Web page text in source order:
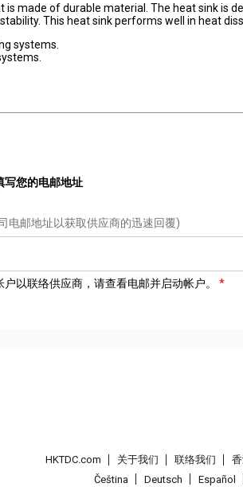
is made of durable material. The heat sink is
This heat sink performs well in heat
systems.
写您的电邮地址
电邮地址以获取供应商的迅速回覆)
以联络供应商，请查看电邮并启动帐户。
HKTDC.com 关于我们 联络我们
Čeština
Deutsch Español